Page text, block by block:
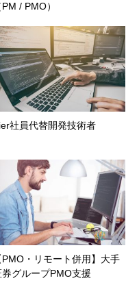
PM / PMO）
社員代替開発技術者
PMO・リモート併用】大手
券グループPMO支援